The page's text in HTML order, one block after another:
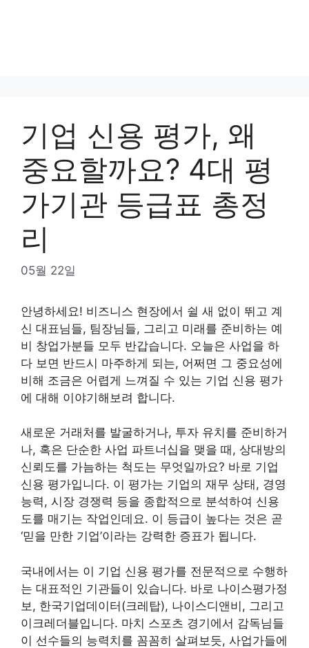
기업 신용 평가, 왜
중요할까요? 4대 평
가기관 등급표 총정
리
05월 22일
안녕하세요! 비즈니스 현장에서 쉴 새 없이 뛰고 계
신 대표님들, 팀장님들, 그리고 미래를 준비하는 예
비 창업가분들 모두 반갑습니다. 오늘은 사업을 하
다 보면 반드시 마주하게 되는, 어쩌면 그 중요성에
비해 조금은 어렵게 느껴질 수 있는 기업 신용 평가
에 대해 이야기해보려 합니다.
새로운 거래처를 발굴하거나, 투자 유치를 준비하거
나, 혹은 단순한 사업 파트너십을 맺을 때, 상대방의
신뢰도를 가늠하는 척도는 무엇일까요? 바로 기업
신용 평가입니다. 이 평가는 기업의 재무 상태, 경영
능력, 시장 경쟁력 등을 종합적으로 분석하여 신용
도를 매기는 작업인데요. 이 등급이 높다는 것은 곧
‘믿을 만한 기업’이라는 강력한 증표가 됩니다.
국내에서는 이 기업 신용 평가를 전문적으로 수행하
는 대표적인 기관들이 있습니다. 바로 나이스평가정
보, 한국기업데이터(크레탑), 나이스디앤비, 그리고
이크레더블입니다. 마치 스포츠 경기에서 감독님들
이 선수들의 능력치를 꼼꼼히 살펴보듯, 사업가들에